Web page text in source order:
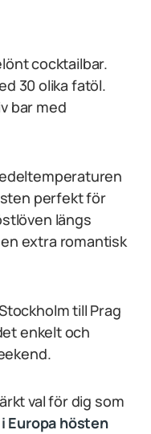
cocktailbar.
30 olika fatöl.
bar med
perfekt för
längs
extra romantisk
till Prag
enkelt och
val för dig som
Europa hösten